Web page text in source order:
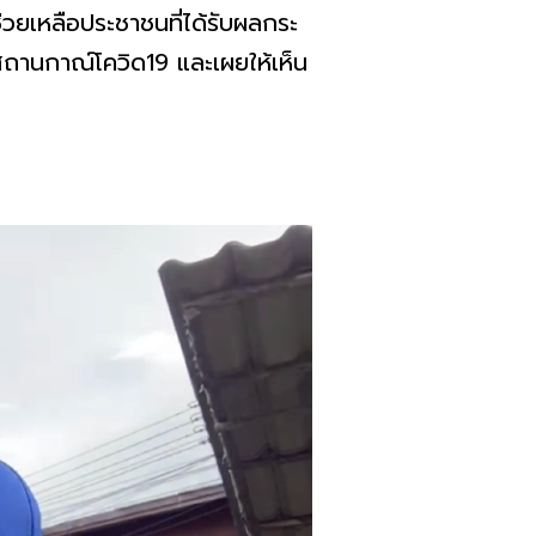
หลือประชาชนที่ได้รับผลกระ
นกาณ์โควิด19 และเผยให้เห็น